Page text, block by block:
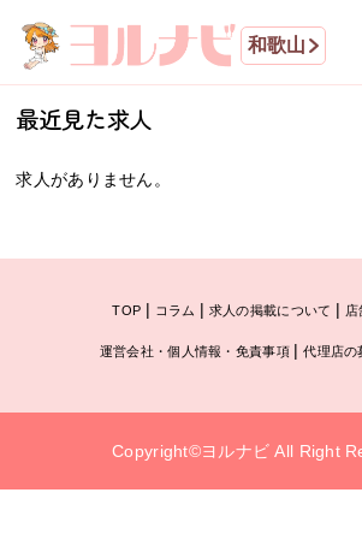
和歌山
最近見た求人
求人がありません。
TOP | コラム | 求人の掲載について | 店
運営会社・個人情報・免責事項 | 代理店の
Copyright©ヨルナビ All Right